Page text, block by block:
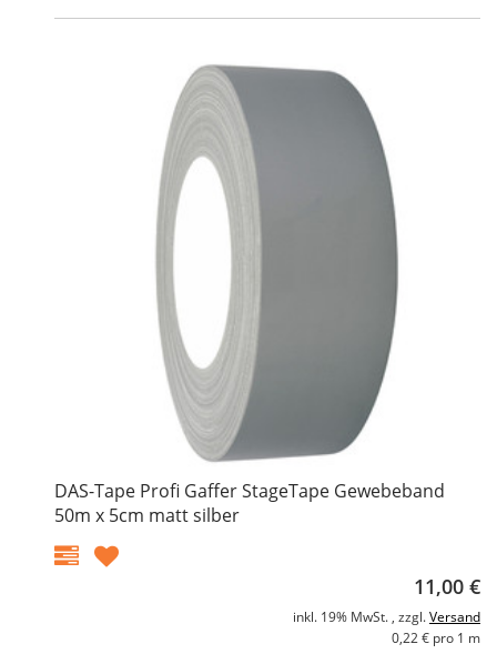
DAS-Tape Profi Gaffer StageTape Gewebeband
50m x 5cm matt silber
11,00 €
inkl. 19% MwSt. , zzgl. Versand
0,22 € pro 1 m